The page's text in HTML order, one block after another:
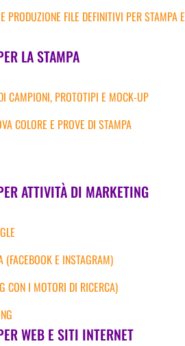
PRODUZIONE FILE DEFINITIVI PER STAMPA E
LA STAMPA
CAMPIONI, PROTOTIPI E MOCK-UP
COLORE E PROVE DI STAMPA
ATTIVITÀ DI MARKETING
(FACEBOOK E INSTAGRAM)
CON I MOTORI DI RICERCA)
WEB E SITI INTERNET